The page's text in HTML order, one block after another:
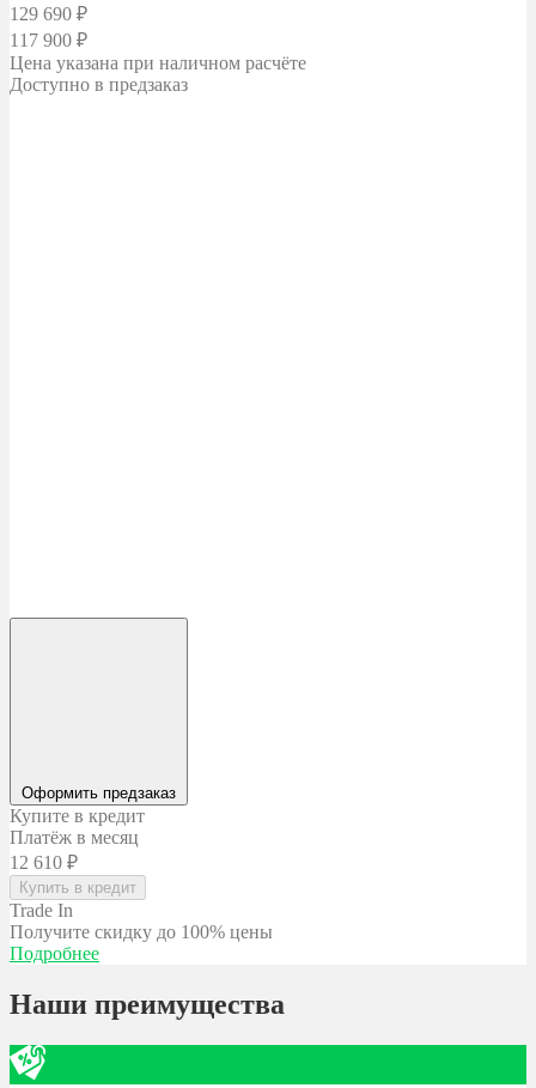
129 690 ₽
117 900 ₽
Цена указана при наличном расчёте
Доступно в предзаказ
Оформить предзаказ
Купите в кредит
Платёж в месяц
12 610 ₽
Купить в кредит
Trade In
Получите скидку до 100% цены
Подробнее
Наши преимущества